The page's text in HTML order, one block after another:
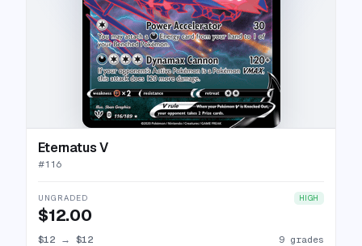
Eternatus V
#116
UNGRADED HIGH
$12.00
$12 → $12 9 grades